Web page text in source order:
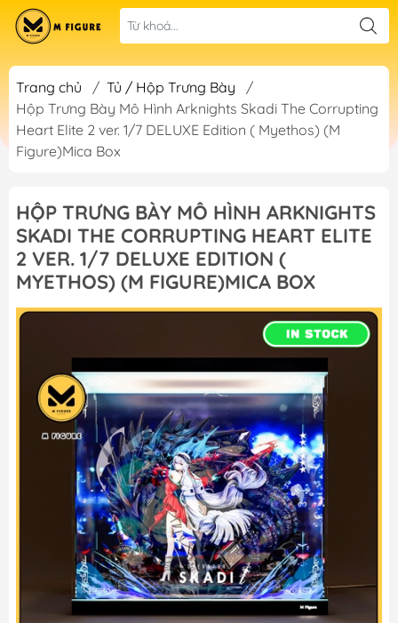
Trang chủ / Tủ / Hộp Trưng Bày
/
Hộp Trưng Bày Mô Hình Arknights Skadi The Corrupting
Heart Elite 2 ver. 1/7 DELUXE Edition ( Myethos) (M
Figure)Mica Box
HỘP TRƯNG BÀY MÔ HÌNH ARKNIGHTS
SKADI THE CORRUPTING HEART ELITE
2 VER. 1/7 DELUXE EDITION (
MYETHOS) (M FIGURE)MICA BOX